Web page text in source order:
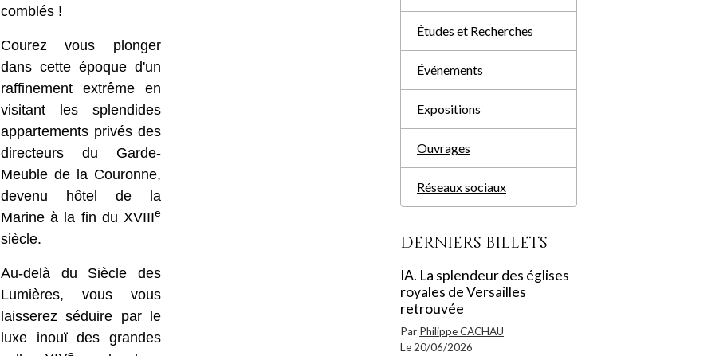
comblés !
Courez vous plonger
dans cette époque d'un
raffinement extrême en
visitant les splendides
appartements privés des
directeurs du Garde-
Meuble de la Couronne,
devenu hôtel de la
Marine à la fin du XVIIIe
siècle.
Au-delà du Siècle des
Lumières, vous vous
laisserez séduire par le
luxe inouï des grandes
Études et Recherches
Événements
Expositions
Ouvrages
Réseaux sociaux
Derniers billets
IA. La splendeur des églises
royales de Versailles
retrouvée
Par Philippe CACHAU
Le 20/06/2026